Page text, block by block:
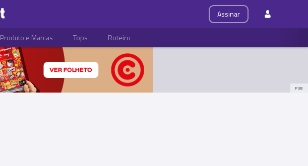
Assinar
Produto e Marcas Tops Roteiro
PUB